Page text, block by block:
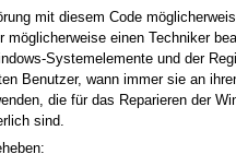
mit diesem Code
möglicherweise einen Techniker
Systemelemente und der
Benutzer, wann immer sie an
die für das Reparieren der
sind.